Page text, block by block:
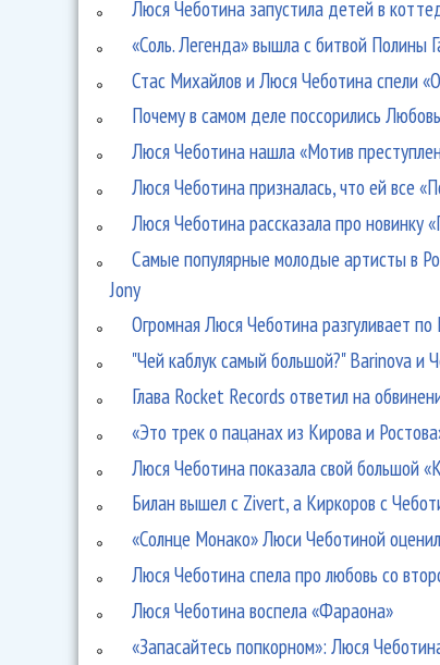
Люся Чеботина запустила детей в
«Соль. Легенда» вышла с битвой Полины
Стас Михайлов и Люся Чеботина спели
Почему в самом деле поссорились
Люся Чеботина нашла «Мотив
Люся Чеботина призналась, что ей все
Люся Чеботина рассказала про новинку
Самые популярные молодые артисты в
Jony
Огромная Люся Чеботина разгуливает
"Чей каблук самый большой?" Barinova и
Глава Rocket Records ответил на
«Это трек о пацанах из Кирова и
Люся Чеботина показала свой большой
Билан вышел с Zivert, а Киркоров с
«Солнце Монако» Люси Чеботиной
Люся Чеботина спела про любовь со
Люся Чеботина воспела «Фараона»
«Запасайтесь попкорном»: Люся